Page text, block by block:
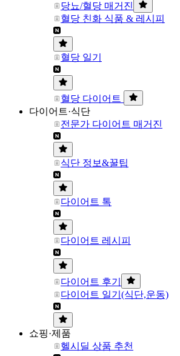
당뇨/혈당 매거진
혈당 친화 식품 & 레시피
혈당 일기
혈당 다이어트
다이어트·식단
전문가 다이어트 매거진
식단 정보&꿀팁
다이어트 톡
다이어트 레시피
다이어트 후기
다이어트 일기(식단,운동)
쇼핑·제품
헬시딜 상품 추천